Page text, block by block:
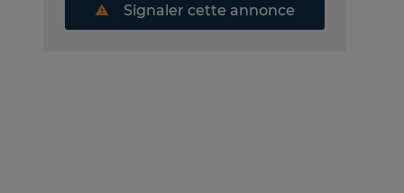
Signaler cette annonce